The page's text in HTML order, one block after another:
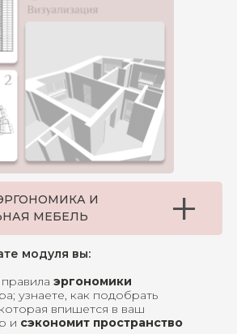
И
МЕБЕЛЬ
+
модуля вы:
эргономики
узнаете, как подобрать
впишется в ваш
и сэкономит пространство